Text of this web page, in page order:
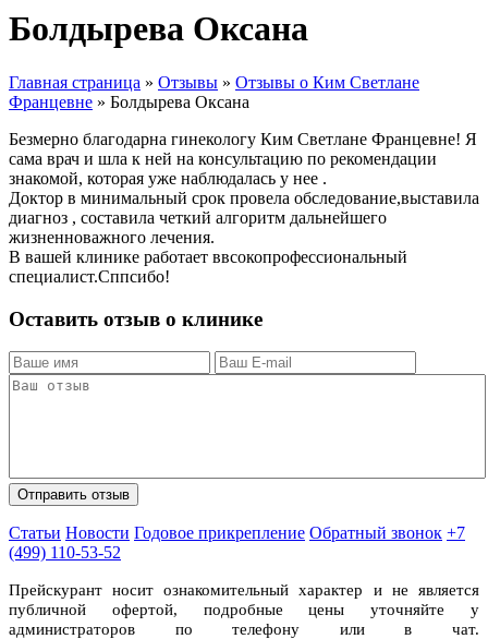
Болдырева Оксана
Главная страница » Отзывы » Отзывы о Ким Светлане
Францевне » Болдырева Оксана
Безмерно благодарна гинекологу Ким Светлане Францевне! Я
сама врач и шла к ней на консультацию по рекомендации
знакомой, которая уже наблюдалась у нее .
Доктор в минимальный срок провела обследование,выставила
диагноз , составила четкий алгоритм дальнейшего
жизненноважного лечения.
В вашей клинике работает ввсокопрофессиональный
специалист.Сппсибо!
Оставить отзыв о клинике
Статьи Новости Годовое прикрепление Обратный звонок +7
(499) 110-53-52
Прейскурант носит ознакомительный характер и не является
публичной офертой, подробные цены уточняйте у
администраторов по телефону или в чат.